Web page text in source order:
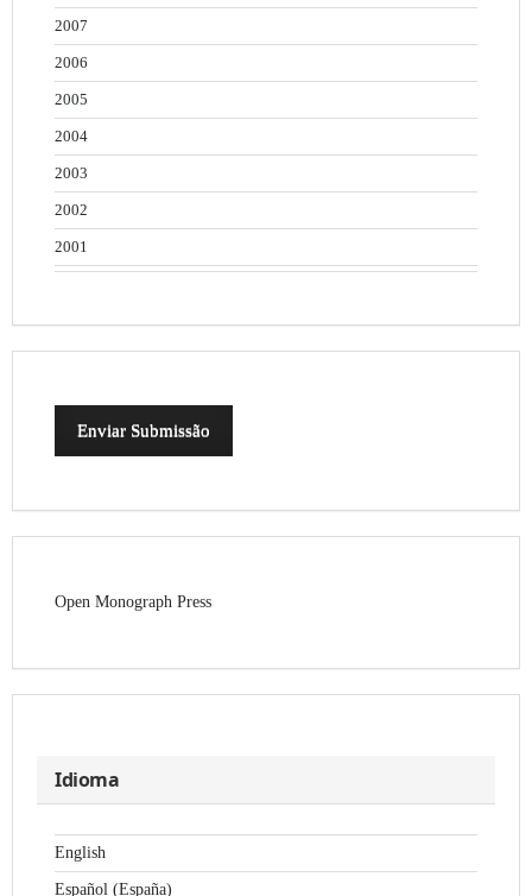
2007
2006
2005
2004
2003
2002
2001
Enviar Submissão
Open Monograph Press
Idioma
English
Español (España)